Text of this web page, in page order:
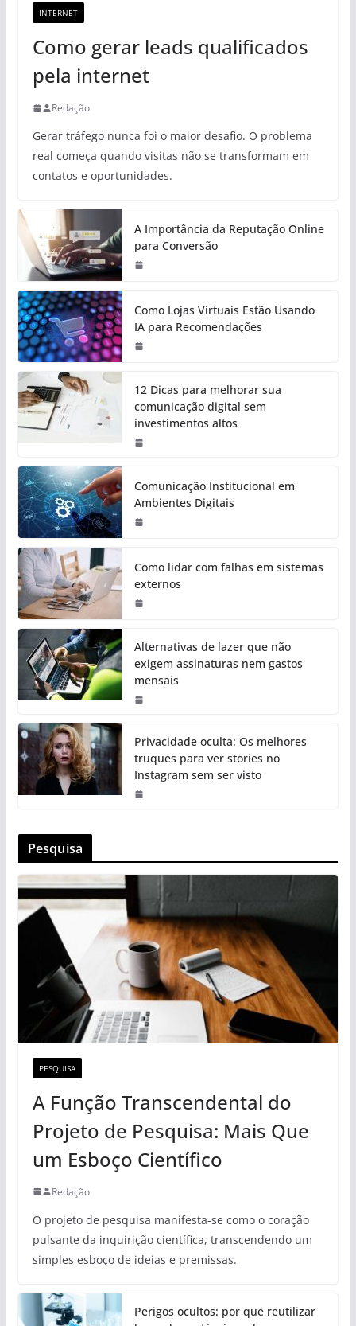
INTERNET
Como gerar leads qualificados
pela internet
Redação
Gerar tráfego nunca foi o maior desafio. O problema
real começa quando visitas não se transformam em
contatos e oportunidades.
A Importância da Reputação Online
para Conversão
Como Lojas Virtuais Estão Usando
IA para Recomendações
12 Dicas para melhorar sua
comunicação digital sem
investimentos altos
Comunicação Institucional em
Ambientes Digitais
Como lidar com falhas em sistemas
externos
Alternativas de lazer que não
exigem assinaturas nem gastos
mensais
Privacidade oculta: Os melhores
truques para ver stories no
Instagram sem ser visto
Pesquisa
PESQUISA
A Função Transcendental do
Projeto de Pesquisa: Mais Que
um Esboço Científico
Redação
O projeto de pesquisa manifesta-se como o coração
pulsante da inquirição científica, transcendendo um
simples esboço de ideias e premissas.
Perigos ocultos: por que reutilizar